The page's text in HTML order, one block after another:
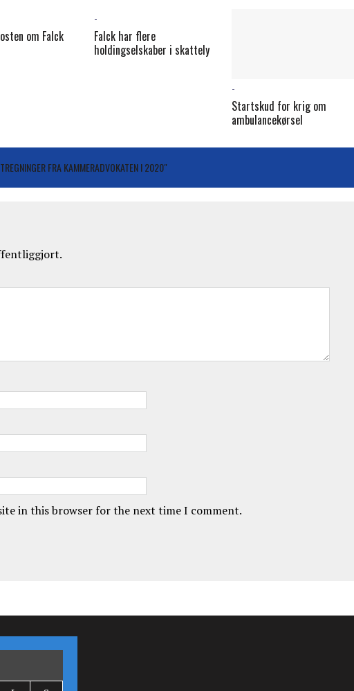
om Falck
-
Falck har flere
holdingselskaber i skattely
-
Startskud for krig om
ambulancekørsel
FRA KAMMERADVOKATEN I 2020"
in this browser for the next time I comment.